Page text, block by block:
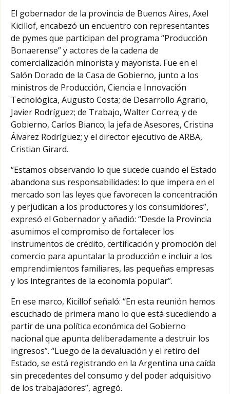
El gobernador de la provincia de Buenos Aires, Axel
Kicillof, encabezó un encuentro con representantes
de pymes que participan del programa “Producción
Bonaerense” y actores de la cadena de
comercialización minorista y mayorista. Fue en el
Salón Dorado de la Casa de Gobierno, junto a los
ministros de Producción, Ciencia e Innovación
Tecnológica, Augusto Costa; de Desarrollo Agrario,
Javier Rodríguez; de Trabajo, Walter Correa; y de
Gobierno, Carlos Bianco; la jefa de Asesores, Cristina
Álvarez Rodríguez; y el director ejecutivo de ARBA,
Cristian Girard.
“Estamos observando lo que sucede cuando el Estado
abandona sus responsabilidades: lo que impera en el
mercado son las leyes que favorecen la concentración
y perjudican a los productores y los consumidores”,
expresó el Gobernador y añadió: “Desde la Provincia
asumimos el compromiso de fortalecer los
instrumentos de crédito, certificación y promoción del
comercio para apuntalar la producción e incluir a los
emprendimientos familiares, las pequeñas empresas
y los integrantes de la economía popular”.
En ese marco, Kicillof señaló: “En esta reunión hemos
escuchado de primera mano lo que está sucediendo a
partir de una política económica del Gobierno
nacional que apunta deliberadamente a destruir los
ingresos”. “Luego de la devaluación y el retiro del
Estado, se está registrando en la Argentina una caída
sin precedentes del consumo y del poder adquisitivo
de los trabajadores”, agregó.